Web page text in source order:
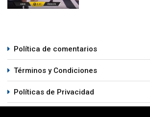
Política de comentarios
Términos y Condiciones
Políticas de Privacidad